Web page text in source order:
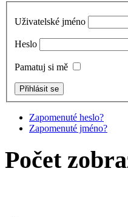
Uživatelské jméno
Heslo
Pamatuj si mě
Zapomenuté heslo?
Zapomenuté jméno?
Počet